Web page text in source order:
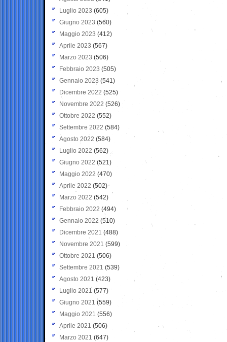
Luglio 2023 (605)
Giugno 2023 (560)
Maggio 2023 (412)
Aprile 2023 (567)
Marzo 2023 (506)
Febbraio 2023 (505)
Gennaio 2023 (541)
Dicembre 2022 (525)
Novembre 2022 (526)
Ottobre 2022 (552)
Settembre 2022 (584)
Agosto 2022 (584)
Luglio 2022 (562)
Giugno 2022 (521)
Maggio 2022 (470)
Aprile 2022 (502)
Marzo 2022 (542)
Febbraio 2022 (494)
Gennaio 2022 (510)
Dicembre 2021 (488)
Novembre 2021 (599)
Ottobre 2021 (506)
Settembre 2021 (539)
Agosto 2021 (423)
Luglio 2021 (577)
Giugno 2021(559)
Maggio 2021 (556)
Aprile 2021 (506)
Marzo 2021 (647)